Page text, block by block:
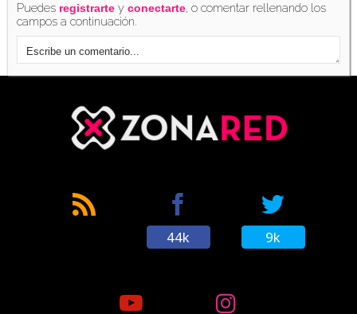
Puedes registrarte yconectarte, o comentar rellenando los
campos a continuación.
44k 9k